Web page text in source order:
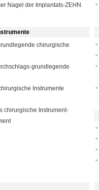
Nagel der Implantats-ZEHN
chirurgische
grundlegende
Instrumente
chirurgische Instrument-